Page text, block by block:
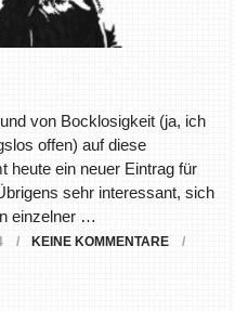
von Bocklosigkeit (ja, ich
offen) auf diese
heute ein neuer Eintrag für
sehr interessant, sich
einzelner …
KEINE KOMMENTARE